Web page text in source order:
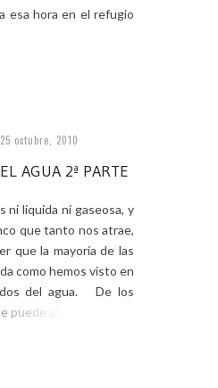
esa hora en el refugio
25 octubre, 2010
AGUA 2ª PARTE
ni liquida ni gaseosa, y
que tanto nos atrae,
que la mayoría de las
como hemos visto en
del agua. De los
puede adquirir la